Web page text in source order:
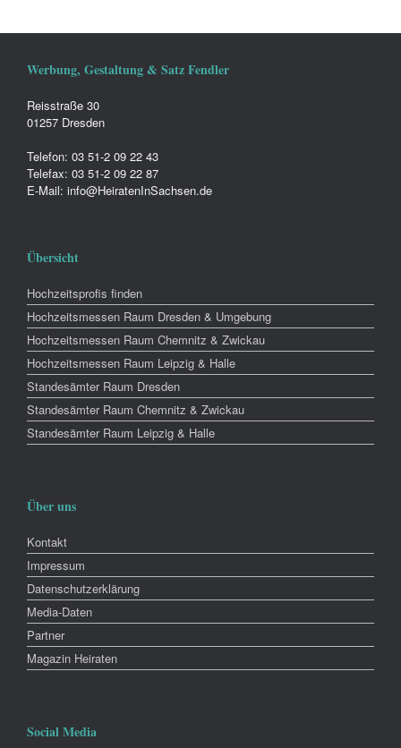
Werbung, Gestaltung & Satz Fendler
Reisstraße 30
01257 Dresden
Telefon: 03 51-2 09 22 43
Telefax: 03 51-2 09 22 87
E-Mail: info@HeiratenInSachsen.de
Übersicht
Hochzeitsprofis finden
Hochzeitsmessen Raum Dresden & Umgebung
Hochzeitsmessen Raum Chemnitz & Zwickau
Hochzeitsmessen Raum Leipzig & Halle
Standesämter Raum Dresden
Standesämter Raum Chemnitz & Zwickau
Standesämter Raum Leipzig & Halle
Über uns
Kontakt
Impressum
Datenschutzerklärung
Media-Daten
Partner
Magazin Heiraten
Social Media